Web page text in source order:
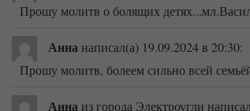
Прошу молитв о болящих
Аннанаписал(а) 19.09.2024в 20:30:
Прошу молитв, болеем сильно всей
Аннаиз города Электроугли